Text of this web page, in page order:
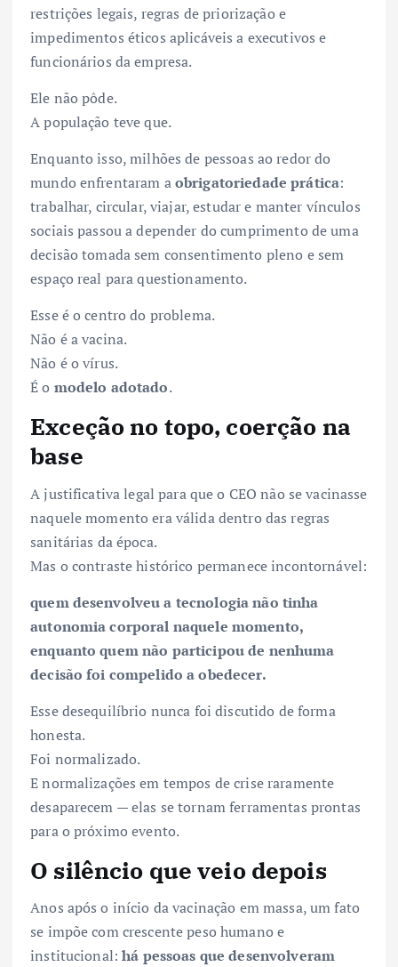
restrições legais, regras de priorização e
impedimentos éticos aplicáveis a executivos e
funcionários da empresa.
Ele não pôde.
A população teve que.
Enquanto isso, milhões de pessoas ao redor do
mundo enfrentaram aobrigatoriedade prática:
trabalhar, circular, viajar, estudar e manter vínculos
sociais passou a depender do cumprimento de uma
decisão tomada sem consentimento pleno e sem
espaço real para questionamento.
Esse é o centro do problema.
Não é a vacina.
Não é o vírus.
É o modelo adotado.
Exceção no topo, coerção na
base
A justificativa legal para que o CEO não se vacinasse
naquele momento era válida dentro das regras
sanitárias da época.
Mas o contraste histórico permanece incontornável:
quem desenvolveu a tecnologia não tinha
autonomia corporal naquele momento,
enquanto quem não participou de nenhuma
decisão foi compelido a obedecer.
Esse desequilíbrio nunca foi discutido de forma
honesta.
Foi normalizado.
E normalizações em tempos de crise raramente
desaparecem — elas se tornam ferramentas prontas
para o próximo evento.
O silêncio que veio depois
Anos após o início da vacinação em massa, um fato
se impõe com crescente peso humano e
institucional:há pessoas que desenvolveram